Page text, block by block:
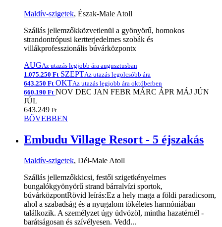
Maldív-szigetek, Észak-Male Atoll
Szállás jellemzőkközvetlenül a gyönyörű, homokos
strandontrópusi kertterjedelmes szobák és
villákprofesszionális búvárközpontx
AUGAz utazás legjobb ára augusztusban
1.075.250 Ft SZEPTAz utazás legolcsóbb ára
643.250 Ft OKTAz utazás legjobb ára októberben
660.190 Ft NOV DEC JAN FEBR MÁRC ÁPR MÁJ JÚN
JÚL
643.249 Ft
BŐVEBBEN
Embudu Village Resort - 5 éjszakás
Maldív-szigetek, Dél-Male Atoll
Szállás jellemzőkkicsi, festői szigetkényelmes
bungalókgyönyörű strand bárralvízi sportok,
búvárközpontRövid leírás:Ez a hely maga a földi paradicsom,
ahol a szabadság és a nyugalom tökéletes harmóniában
találkozik. A személyzet úgy üdvözöl, mintha hazatérnél -
barátságosan és szívélyesen. Vedd...